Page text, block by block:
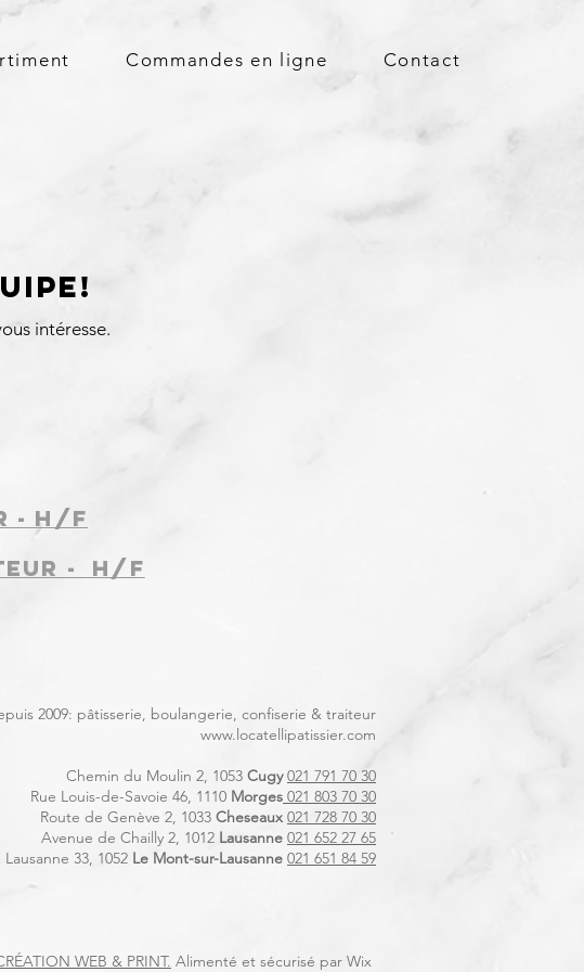
Commandes en ligne Contact
intéresse.
- H/F
- H/F
2009: pâtisserie, boulangerie, confiserie & traiteur
www.locatellipatissier.com
Chemin du Moulin 2, 1053 Cugy 021 791 70 30
Rue Louis-de-Savoie 46, 1110 Morges 021 803 70 30
Route de Genève 2, 1033 Cheseaux 021 728 70 30
Avenue de Chailly 2, 1012 Lausanne 021 652 27 65
33, 1052 Le Mont-sur-Lausanne 021 651 84 59
WEB & PRINT. Alimenté et sécurisé par Wix